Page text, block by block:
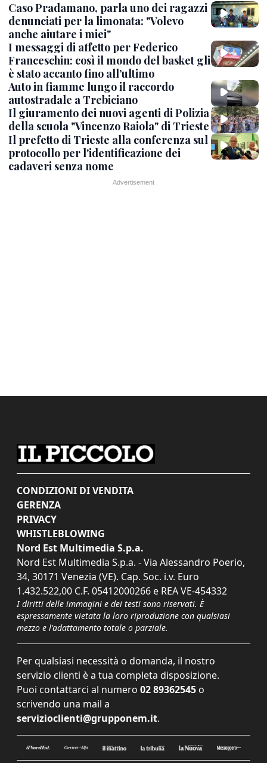
Caso Pradamano, parla uno dei ragazzi
denunciati per la limonata: "Volevo
anche aiutare i miei"
I messaggi di affetto per Federico
Franceschin: così il mondo del basket gli
è stato accanto fino all’ultimo
Auto in fiamme lungo il raccordo
autostradale a Trebiciano
Il giuramento dei nuovi agenti di Polizia
della scuola "Vincenzo Raiola" di Trieste
Il prefetto di Trieste alla conferenza sul
protocollo per l'identificazione dei
cadaveri senza nome
CONDIZIONI DI VENDITA
GERENZA
PRIVACY
WHISTLEBLOWING
Nord Est Multimedia S.p.a.
Nord Est Multimedia S.p.a. - Via Alessandro Poerio,
34, 30171 Venezia (VE). Cap. Soc. i.v. Euro
1.432.522,00 C.F. 05412000266 e REA VE-454332
I diritti delle immagini e dei testi sono riservati. È
espressamente vietata la loro riproduzione con qualsiasi
mezzo e l'adattamento totale o parziale.
Per qualsiasi necessità o domanda, il nostro
servizio clienti è a tua completa disposizione.
Puoi contattarci al numero 02 89362545 o
scrivendo una mail a
servizioclienti@grupponem.it.